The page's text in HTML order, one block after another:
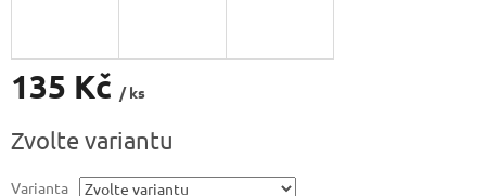
135 Kč / ks
cena:
Zvolte variantu
Varianta